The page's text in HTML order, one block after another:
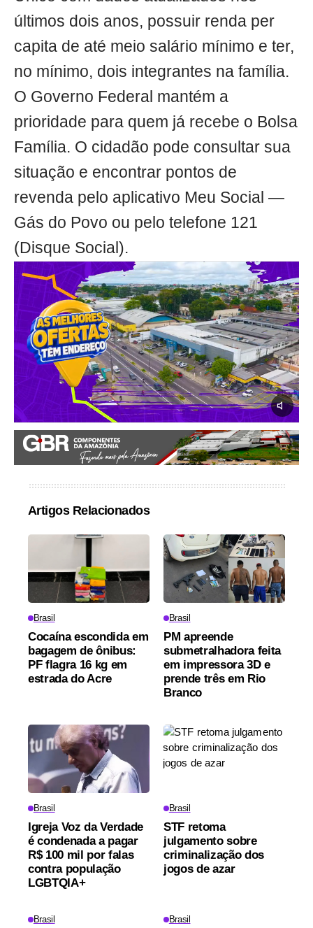
últimos dois anos, possuir renda per
capita de até meio salário mínimo e ter,
no mínimo, dois integrantes na família.
O Governo Federal mantém a
prioridade para quem já recebe o Bolsa
Família. O cidadão pode consultar sua
situação e encontrar pontos de
revenda pelo aplicativo Meu Social —
Gás do Povo ou pelo telefone 121
(Disque Social).
Artigos Relacionados
Brasil
Cocaína escondida em
bagagem de ônibus:
PF flagra 16 kg em
estrada do Acre
Brasil
PM apreende
submetralhadora feita
em impressora 3D e
prende três em Rio
Branco
Brasil
Igreja Voz da Verdade
é condenada a pagar
R$ 100 mil por falas
contra população
LGBTQIA+
Brasil
STF retoma
julgamento sobre
criminalização dos
jogos de azar
Brasil Brasil